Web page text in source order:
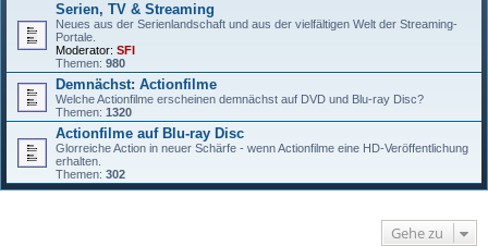
Serien, TV & Streaming
Neues aus der Serienlandschaft und aus der vielfältigen Welt der Streaming-
Portale.
Moderator: SFI
Themen: 980
Demnächst: Actionfilme
Welche Actionfilme erscheinen demnächst auf DVD und Blu-ray Disc?
Themen: 1320
Actionfilme auf Blu-ray Disc
Glorreiche Action in neuer Schärfe - wenn Actionfilme eine HD-Veröffentlichung
erhalten.
Themen: 302
Gehe zu